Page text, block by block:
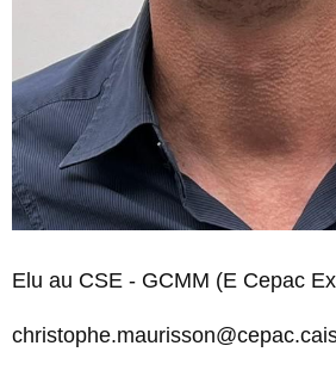
Elu au CSE - GCMM (E Cepac